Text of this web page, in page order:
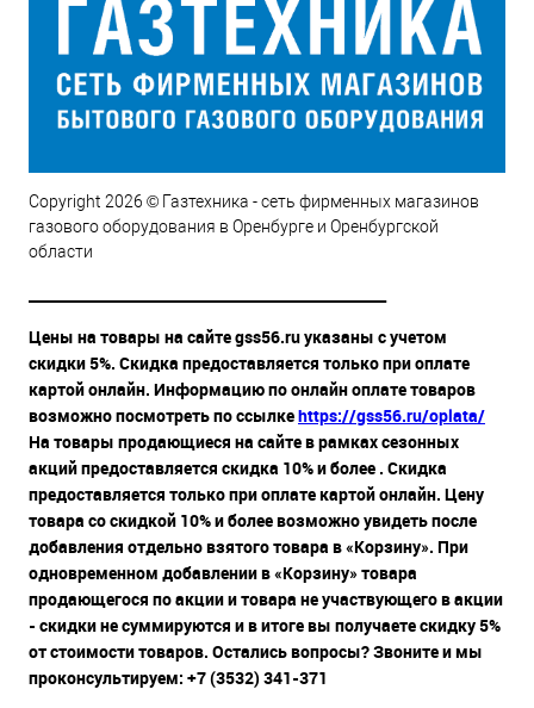
Copyright 2026 © Газтехника - сеть фирменных магазинов
газового оборудования в Оренбурге и Оренбургской
области
Цены на товары на сайте gss56.ru указаны с учетом
скидки 5%. Скидка предоставляется только при оплате
картой онлайн. Информацию по онлайн оплате товаров
возможно посмотреть по ссылкеhttps://gss56.ru/oplata/
На товары продающиеся на сайте в рамках сезонных
акций предоставляется скидка 10% и более . Скидка
предоставляется только при оплате картой онлайн. Цену
товара со скидкой 10% и более возможно увидеть после
добавления отдельно взятого товара в «Корзину». При
одновременном добавлении в «Корзину» товара
продающегося по акции и товара не участвующего в акции
- скидки не суммируются и в итоге вы получаете скидку 5%
от стоимости товаров. Остались вопросы? Звоните и мы
проконсультируем: +7 (3532) 341-371